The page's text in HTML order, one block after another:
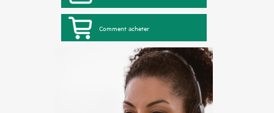
Comment acheter